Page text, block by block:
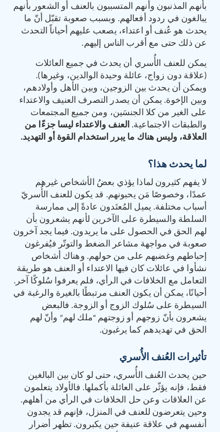
بأنهم المذنبون وأنهم المتسببون بالعنف أو الشعور بأنهم
يبالغون في ردود أفعالهم. وبسبب صعوبة تقبّل أنّ ما
يحدث هو عُنف أو اعتداء، يصعب عليهم أحياناً التحدث
عن ذلك حتى مع أقرب الناس إليهم.
يمكن للعنف الأُسري أن يحدث في جميع العائلات
(علاقة دون زواج، عائلة وحيدة الوالدين، وغيرها).
ويمكن أن يحدث بين الزوجين، وبين الأهل وأولادهم،
وبين الإخوة. يمكن أن يصدر التصرف العنيف والاعتداء
على الغير من كلا الجنسَين، ومن جميع المجتمعات
والطبقات الاجتماعية. العنف والاعتداء ليسا جزءًا
من
العلاقة، وليس هناك ما يبرر استخدام القوة أو التهديد.
لما يحدث هذا؟
لا يفهم كثيرون لماذا يؤذي بعضُ الأشخاص غيرهم
عمدًا، وخصوصًا مَن يحبونهم. قد يكون للعنف الأُسريّ
أسباب مختلفة. يميل المُعتَدون عادةً إلى ممارسة
السلطة والسيطرة على الآخرين لأنهم يشعرون بأن
لهم الحق في الحصول على ما يريدون. فيما يجد آخرون
صعوبة في مواجهة مشاعر الضغط والتوتّر فيُفرغون
إحباطهم وغضبهم على من حولهم. وهناك أشخاص
نشأوا في عائلات كان فيها الاعتداء أو العنف هو طريقة
التعامل مع الخلافات في الرأي، فلم يعرفوا سُلوكًا آخر.
أحيانًا، يمكن أن يكون العنف مرتبطًا بالغيرة والرغبة في
السيطرة على سُلوك الزوج أو الزوجة. فالبعض
يشعرون بأنّ زوجهم أو زوجتهم “ملك لهم” وأنّ لهم
الحق في تهديدهم كما يرغبون.
تأثيرات العُنف الأُسري
حين يحدث العُنف الأُسري، حتى لو كان بين البالغين
فقط، فإنه يؤثّر على العائلة بأكملها. فالأولاد يتعلمون
عن العلاقات وعن حل الخلافات في الرأي من أهلهم.
وحين يتعرضون للعنف في المنزل، فإنهم قد يجدون
أنفسهم في علاقة عنيفة حين يكبرون. تظهر أضرار